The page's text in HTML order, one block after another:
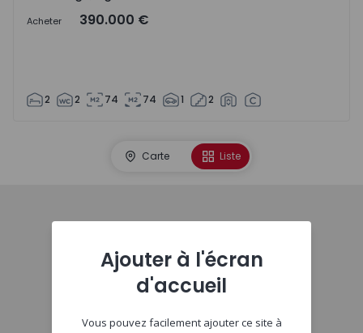
Acheter 390.000 €
2 2 74 74 1 2
Carte Liste
Ajouter à l'écran
d'accueil
Vous pouvez facilement ajouter ce site à